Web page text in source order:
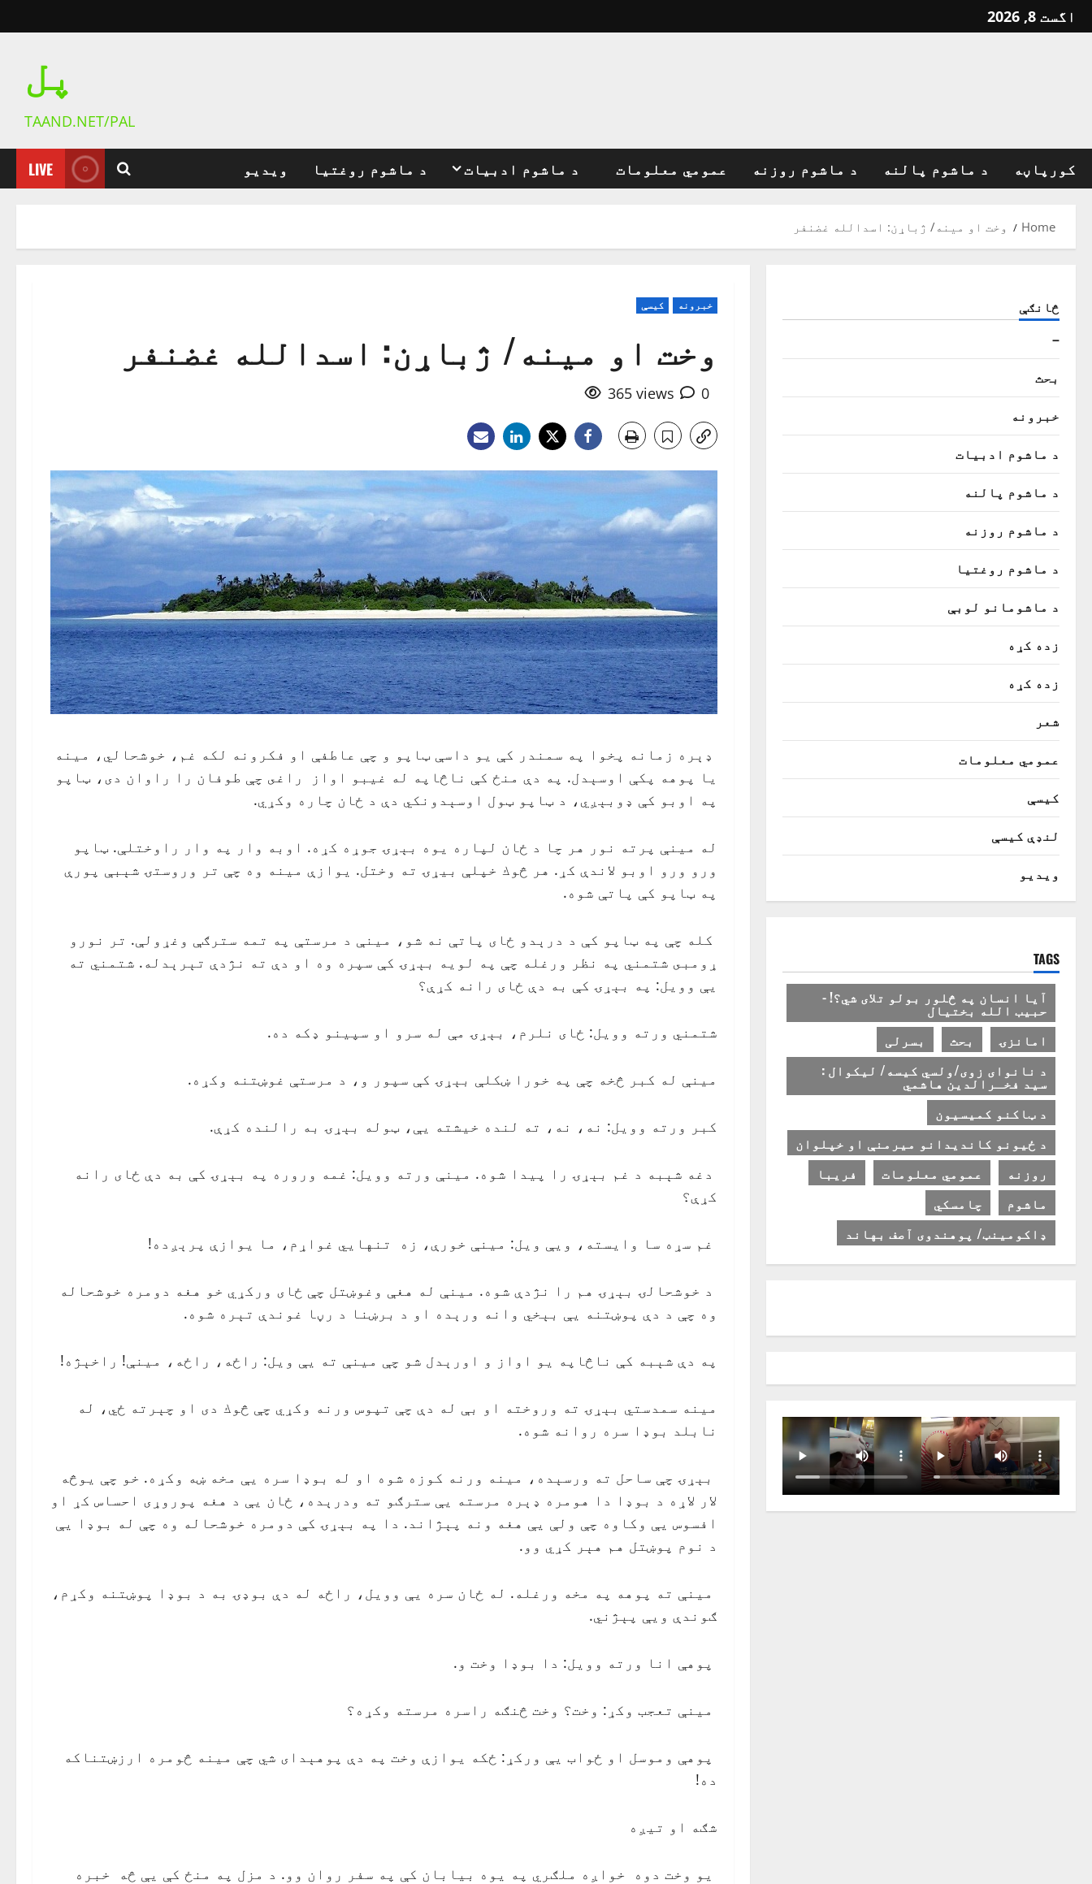
Skip
to
اگست 8, 2026
پل
TAAND.NET/PAL
کورپاڼه د ماشوم پالنه د ماشوم روزنه عمومي معلومات د ماشوم ادبیات د ماشوم روغتیا ویدیو LIVE
Home وخت او مينه/ ژباړن: اسدالله غضنفر
خبرونه کیسې
وخت او مينه/ ژباړن: اسدالله غضنفر
0
365 views
ډېره زمانه پخوا په سمندر كې يو داسې ټاپو و چې عاطفې او فكرونه لكه غم، خوشحالي، مينه
يا پوهه پكې اوسېدل. په دې منځ كې ناڅاپه له غيبو اواز راغى چې طوفان را راوان دى، ټاپو
په اوبو كې ډوبېږي، د ټاپو ټول اوسېدونكي دې د ځان چاره وكړي.
له مينې پرته نور هر چا د ځان لپاره يوه بېړۍ جوړه كړه. اوبه وار په وار راوختلې. ټاپو
ورو ورو اوبو لاندې كړ. هر څوك خپلې بيړۍ ته وختل. يوازې مينه وه چې تر وروستۍ شېبې پورې
په ټاپو كې پاتې شوه.
كله چې په ټاپو كې د درېدو ځاى پاتې نه شو، مينې د مرستې په تمه سترګې وغړولې. تر نورو
ړومبى شتمني په نظر ورغله چې په لويه بېړۍ كې سپره وه او دې ته نژدې تېرېدله. شتمني ته
يې وويل: په بېړۍ كې به دې ځاى رانه كړې؟
شتمني ورته وويل: ځاى نلرم، بېړۍ مې له سرو او سپينو ډكه ده.
مينې له كبر څخه چې په خورا ښكلې بېړۍ كې سپور و، د مرستې غوښتنه وكړه.
كبر ورته وويل: نه، نه، ته لنده خيشته يې، ټوله بېړۍ به رالنده كړې.
دغه شېبه د غم بېړۍ را پيدا شوه. مينې ورته وويل: غمه وروره په بېړۍ كې به دې ځاى رانه
كړې؟
غم سړه سا وايسته، ويې ويل: مينې خورې، زه تنهايي غواړم، ما يوازې پرېږده!
د خوشحالۍ بېړۍ هم را نژدې شوه. مينې له هغې وغوښتل چې ځاى وركړي خو هغه دومره خوشحاله
وه چې د دې پوښتنه يې بېخي وانه ورېده او د برښنا د رڼا غوندې تېره شوه.
په دې شېبه كې ناڅاپه يو اواز و اورېدل شو چې مينې ته يې ويل: راځه، راځه، مينې! راخېژه!
مينه سمدستي بېړۍ ته وروخته او بې له دې چې تپوس ورنه وكړي چې څوك دى او چېرته ځي، له
نابلد بوډا سره روانه شوه.
بېړۍ چې ساحل ته ورسېده، مينه ورنه كوزه شوه او له بوډا سره يې مخه ښه وكړه. خو چې يوڅه
لار لاړه د بوډا دا هومره ډېره مرسته يې سترګو ته ودرېده، ځان يې د هغه پوروړى احساس كړ او
افسوس يې وکاوه چې ولې يې هغه ونه پېژاند. دا په بېړۍ كې دومره خوشحاله وه چې له بوډا يې
د نوم پوښتل هم هېر كړي وو.
مينې ته پوهه په مخه ورغله. له ځان سره يې وويل، راځه له دې بوډۍ به د بوډا پوښتنه وكړم،
ګوندې ويې پېژني.
پوهې انا ورته وويل: دا بوډا وخت و.
مينې تعجب وكړ: وخت؟ وخت څنګه راسره مرسته وكړه؟
پوهې وموسل او ځواب يې وركړ: ځكه يوازې وخت په دې پوهېداى شي چې مينه څومره ارزښتناكه
ده!
شګه او تيږه
يو وخت دوه خواږه ملګري په يوه بيابان كې په سفر روان وو. د مزل په منځ كې يې څه خبره
څانګې
–
بحث
خبرونه
د ماشوم ادبیات
د ماشوم پالنه
د ماشوم روزنه
د ماشوم روغتیا
د ماشومانو لوبې
زده کړه
زده کړه
شعر
عمومي معلومات
کیسې
لنډې کیسې
ویدیو
TAGS
آیا انسان په څلور بولو تلای شي؟! -
حبیب الله بختیال
امانزۍ
بحث
بسرلی
د نانوای زوی/ولسي کیسه/ لیکوال :
سید فخـرالدین هاشمي
د ټاکنو کمیسیون
د ځیونو کاندیدانو میرمنې او خپلوان
روزنه
عمومي معلومات
فریبا
ماشوم
چامسکي
ډاکومینټ/ پوهندوی آصف بهاند